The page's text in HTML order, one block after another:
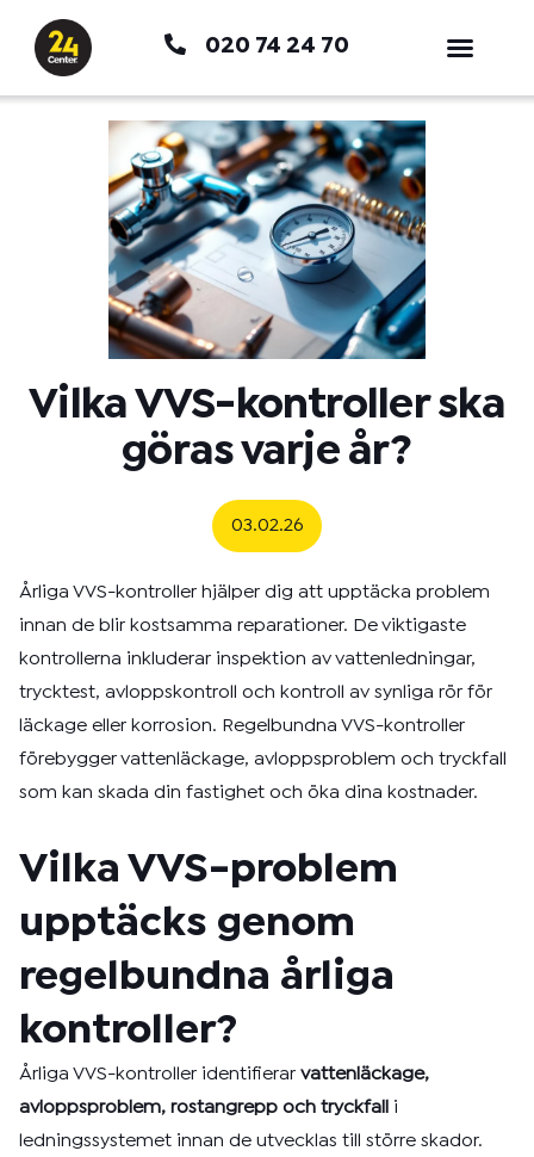
innehåll
020 74 24 70
Vilka VVS-kontroller ska
göras varje år?
03.02.26
Årliga VVS-kontroller hjälper dig att upptäcka problem
innan de blir kostsamma reparationer. De viktigaste
kontrollerna inkluderar inspektion av vattenledningar,
trycktest, avloppskontroll och kontroll av synliga rör för
läckage eller korrosion. Regelbundna VVS-kontroller
förebygger vattenläckage, avloppsproblem och tryckfall
som kan skada din fastighet och öka dina kostnader.
Vilka VVS-problem
upptäcks genom
regelbundna årliga
kontroller?
Årliga VVS-kontroller identifierar vattenläckage,
avloppsproblem, rostangrepp och tryckfall i
ledningssystemet innan de utvecklas till större skador.